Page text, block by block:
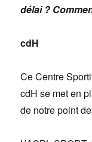
délai ?
cdH
Ce Centre
cdH se met en
de notre point